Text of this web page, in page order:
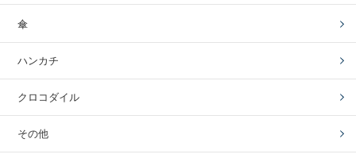
傘
ハンカチ
クロコダイル
その他